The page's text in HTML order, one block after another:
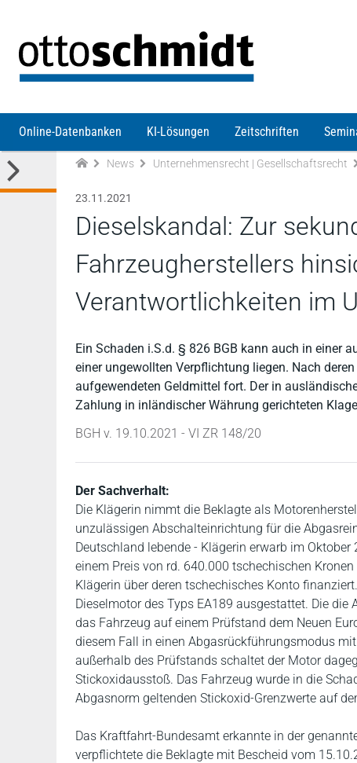
Online-Datenbanken KI-Lösungen Zeitschriften
News Unternehmensrecht | Gesellschaftsrecht
23.11.2021
Dieselskandal: Zur
Fahrzeugherstellers
Verantwortlichkeiten im
Ein Schaden i.S.d. § 826 BGB kann auch in einer
einer ungewollten Verpflichtung liegen. Nach
aufgewendeten Geldmittel fort. Der in
Zahlung in inländischer Währung gerichteten
BGH v. 19.10.2021 - VI ZR 148/20
Der Sachverhalt:
Die Klägerin nimmt die Beklagte als
unzulässigen Abschalteinrichtung für die
Deutschland lebende - Klägerin erwarb im
einem Preis von rd. 640.000 tschechischen
Klägerin über deren tschechisches Konto
Dieselmotor des Typs EA189 ausgestattet. Die
das Fahrzeug auf einem Prüfstand dem Neuen
diesem Fall in einen Abgasrückführungsmodus
außerhalb des Prüfstands schaltet der Motor
Stickoxidausstoß. Das Fahrzeug wurde in die
Abgasnorm geltenden Stickoxid-Grenzwerte auf
Das Kraftfahrt-Bundesamt erkannte in der
verpflichtete die Beklagte mit Bescheid vom